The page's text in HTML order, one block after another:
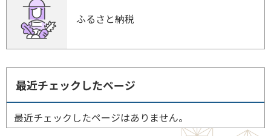
ふるさと納税
最近チェックしたページ
最近チェックしたページはありません。